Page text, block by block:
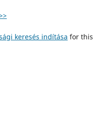
keresés indítása for this